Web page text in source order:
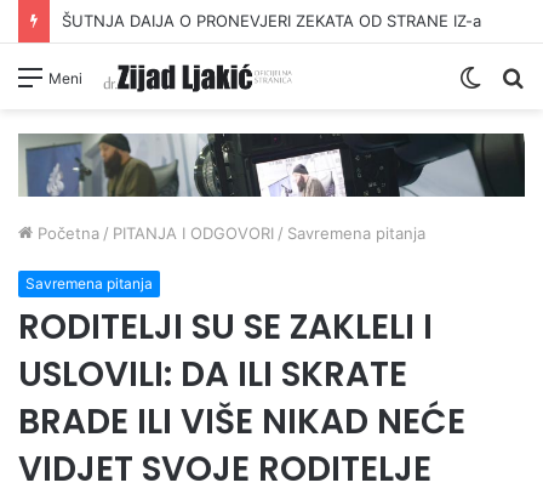
ŠUTNJA DAIJA O PRONEVJERI ZEKATA OD STRANE IZ-a
Meni
Switch
Početna / PITANJA I ODGOVORI / Savremena pitanja
Savremena pitanja
RODITELJI SU SE ZAKLELI I
USLOVILI: DA ILI SKRATE
BRADE ILI VIŠE NIKAD NEĆE
VIDJET SVOJE RODITELJE